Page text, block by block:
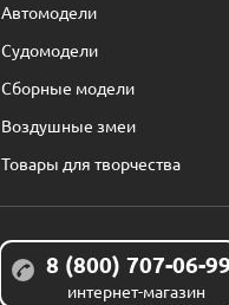
Автомодели
Судомодели
Сборные модели
Воздушные змеи
Товары для творчества
8 (800) 707-06-
интернет-магазин